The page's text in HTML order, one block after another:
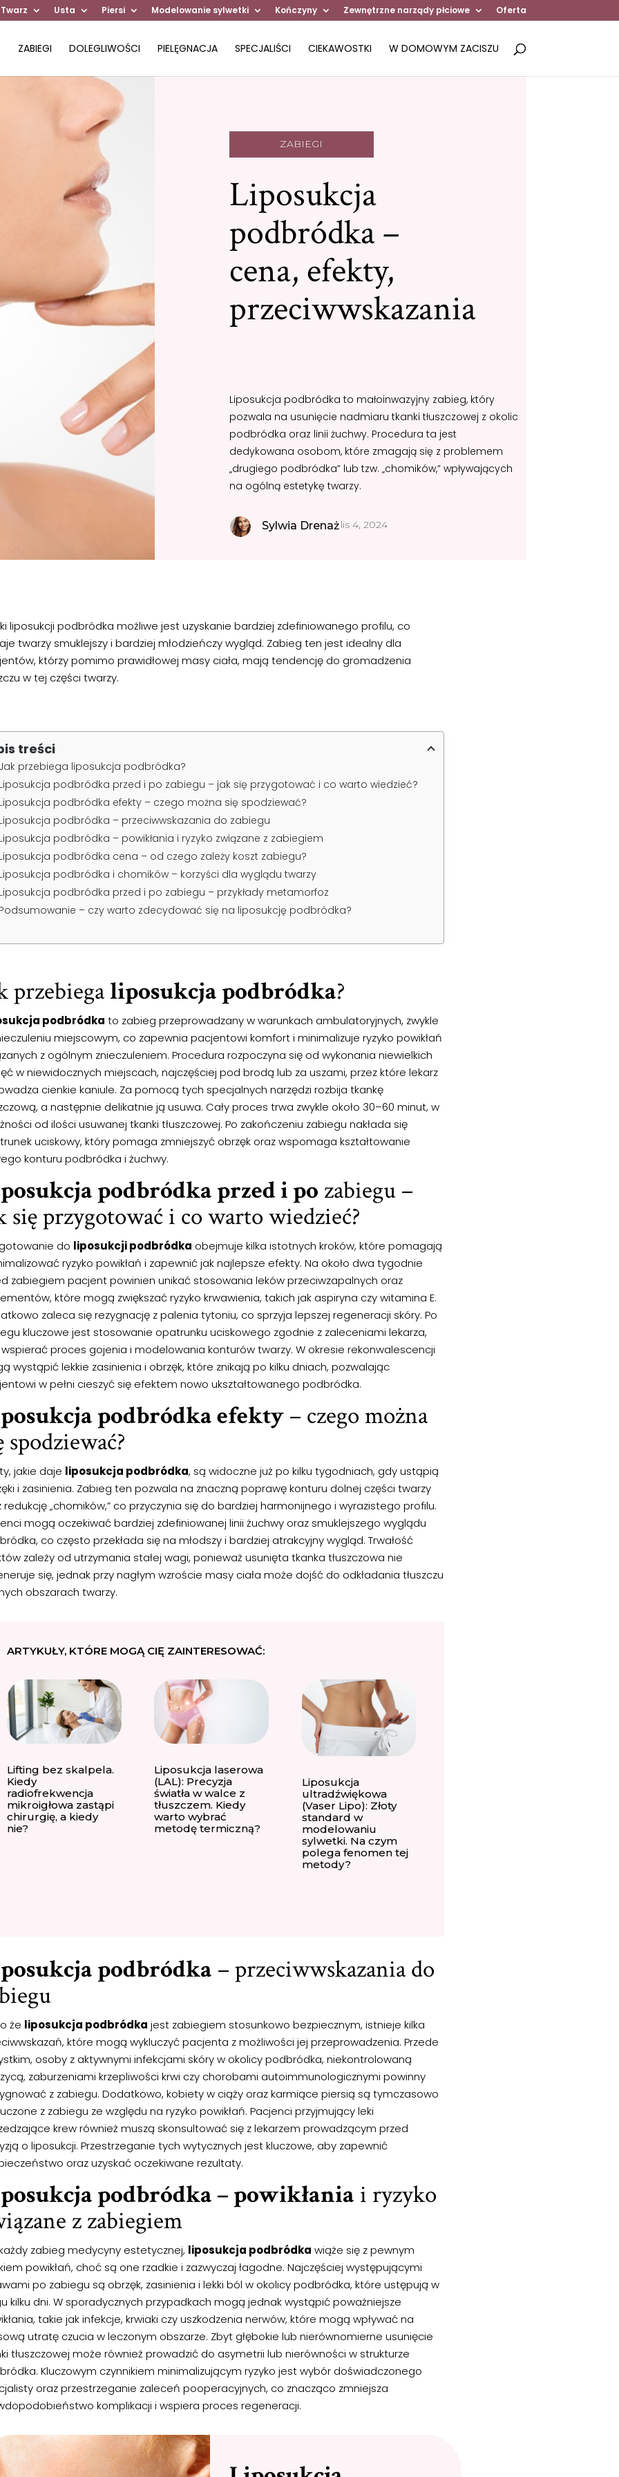
Twarz Usta Piersi Modelowanie sylwetki Kończyny Zewnętrzne narządy płciowe Oferta
ZABIEGI DOLEGLIWOŚCI PIELĘGNACJA SPECJALIŚCI CIEKAWOSTKI W DOMOWYM ZACISZU
ZABIEGI
Liposukcja
podbródka –
cena, efekty,
przeciwwskazania
Liposukcja podbródka to małoinwazyjny zabieg, który
pozwala na usunięcie nadmiaru tkanki tłuszczowej z okolic
podbródka oraz linii żuchwy. Procedura ta jest
dedykowana osobom, które zmagają się z problemem
„drugiego podbródka” lub tzw. „chomików,” wpływających
na ogólną estetykę twarzy.
Sylwia Drenażlis 4, 2024
liposukcji podbródka możliwe jest uzyskanie bardziej zdefiniowanego profilu, co
twarzy smuklejszy i bardziej młodzieńczy wygląd. Zabieg ten jest idealny dla
którzy pomimo prawidłowej masy ciała, mają tendencję do gromadzenia
w tej części twarzy.
treści
Jak przebiega liposukcja podbródka?
Liposukcja podbródka przed i po zabiegu – jak się przygotować i co warto wiedzieć?
Liposukcja podbródka efekty – czego można się spodziewać?
Liposukcja podbródka – przeciwwskazania do zabiegu
Liposukcja podbródka – powikłania i ryzyko związane z zabiegiem
Liposukcja podbródka cena – od czego zależy koszt zabiegu?
Liposukcja podbródka i chomików – korzyści dla wyglądu twarzy
Liposukcja podbródka przed i po zabiegu – przykłady metamorfoz
Podsumowanie – czy warto zdecydować się na liposukcję podbródka?
przebiegaliposukcja podbródka?
podbródka to zabieg przeprowadzany w warunkach ambulatoryjnych, zwykle
miejscowym, co zapewnia pacjentowi komfort i minimalizuje ryzyko powikłań
z ogólnym znieczuleniem. Procedura rozpoczyna się od wykonania niewielkich
w niewidocznych miejscach, najczęściej pod brodą lub za uszami, przez które lekarz
cienkie kaniule. Za pomocą tych specjalnych narzędzi rozbija tkankę
a następnie delikatnie ją usuwa. Cały proces trwa zwykle około 30–60 minut, w
od ilości usuwanej tkanki tłuszczowej. Po zakończeniu zabiegu nakłada się
uciskowy, który pomaga zmniejszyć obrzęk oraz wspomaga kształtowanie
konturu podbródka i żuchwy.
podbródka przed i po zabiegu –
się przygotować i co warto wiedzieć?
do liposukcji podbródka obejmuje kilka istotnych kroków, które pomagają
ryzyko powikłań i zapewnić jak najlepsze efekty. Na około dwa tygodnie
zabiegiem pacjent powinien unikać stosowania leków przeciwzapalnych oraz
które mogą zwiększać ryzyko krwawienia, takich jak aspiryna czy witamina E.
zaleca się rezygnację z palenia tytoniu, co sprzyja lepszej regeneracji skóry. Po
kluczowe jest stosowanie opatrunku uciskowego zgodnie z zaleceniami lekarza,
proces gojenia i modelowania konturów twarzy. W okresie rekonwalescencji
wystąpić lekkie zasinienia i obrzęk, które znikają po kilku dniach, pozwalając
w pełni cieszyć się efektem nowo ukształtowanego podbródka.
podbródka efekty– czego można
spodziewać?
jakie daje liposukcja podbródka, są widoczne już po kilku tygodniach, gdy ustąpią
i zasinienia. Zabieg ten pozwala na znaczną poprawę konturu dolnej części twarzy
redukcję „chomików,” co przyczynia się do bardziej harmonijnego i wyrazistego profilu.
mogą oczekiwać bardziej zdefiniowanej linii żuchwy oraz smuklejszego wyglądu
co często przekłada się na młodszy i bardziej atrakcyjny wygląd. Trwałość
zależy od utrzymania stałej wagi, ponieważ usunięta tkanka tłuszczowa nie
się, jednak przy nagłym wzroście masy ciała może dojść do odkładania tłuszczu
obszarach twarzy.
ARTYKUŁY, KTÓRE MOGĄ CIĘ ZAINTERESOWAĆ:
Lifting bez skalpela.
Kiedy
radiofrekwencja
mikroigłowa zastąpi
chirurgię, a kiedy
nie?
Liposukcja laserowa
(LAL): Precyzja
światła w walce z
tłuszczem. Kiedy
warto wybrać
metodę termiczną?
Liposukcja
ultradźwiękowa
(Vaser Lipo): Złoty
standard w
modelowaniu
sylwetki. Na czym
polega fenomen tej
metody?
podbródka – przeciwwskazania do
że liposukcja podbródka jest zabiegiem stosunkowo bezpiecznym, istnieje kilka
które mogą wykluczyć pacjenta z możliwości jej przeprowadzenia. Przede
osoby z aktywnymi infekcjami skóry w okolicy podbródka, niekontrolowaną
zaburzeniami krzepliwości krwi czy chorobami autoimmunologicznymi powinny
z zabiegu. Dodatkowo, kobiety w ciąży oraz karmiące piersią są tymczasowo
z zabiegu ze względu na ryzyko powikłań. Pacjenci przyjmujący leki
krew również muszą skonsultować się z lekarzem prowadzącym przed
o liposukcji. Przestrzeganie tych wytycznych jest kluczowe, aby zapewnić
oraz uzyskać oczekiwane rezultaty.
podbródka – powikłania i ryzyko
z zabiegiem
zabieg medycyny estetycznej, liposukcja podbródka wiąże się z pewnym
powikłań, choć są one rzadkie i zazwyczaj łagodne. Najczęściej występującymi
po zabiegu są obrzęk, zasinienia i lekki ból w okolicy podbródka, które ustępują w
kilku dni. W sporadycznych przypadkach mogą jednak wystąpić poważniejsze
takie jak infekcje, krwiaki czy uszkodzenia nerwów, które mogą wpływać na
utratę czucia w leczonym obszarze. Zbyt głębokie lub nierównomierne usunięcie
tłuszczowej może również prowadzić do asymetrii lub nierówności w strukturze
Kluczowym czynnikiem minimalizującym ryzyko jest wybór doświadczonego
oraz przestrzeganie zaleceń pooperacyjnych, co znacząco zmniejsza
komplikacji i wspiera proces regeneracji.